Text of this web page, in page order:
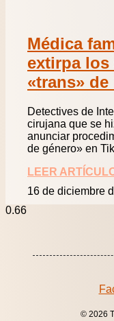
Médica
extirpa los
«trans» de
Detectives de
cirujana que se
anunciar
de género» en
LEER
16 de diciembre
© 2026